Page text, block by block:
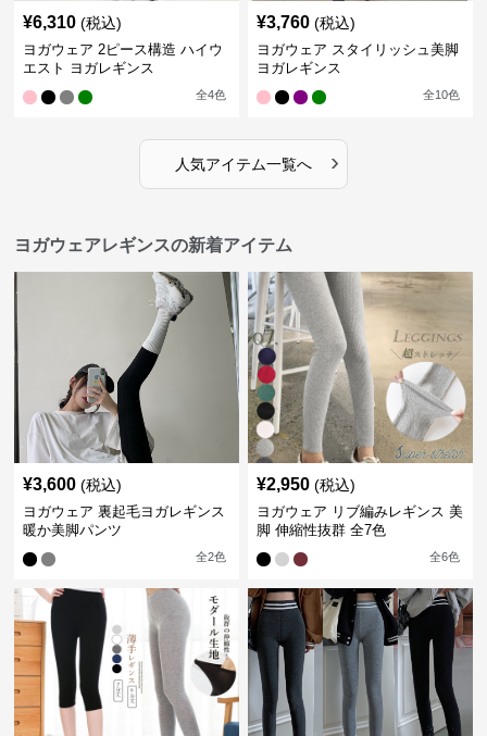
¥6,310 (税込)
ヨガウェア 2ピース構造 ハイウ
エスト ヨガレギンス
全4色
¥3,760 (税込)
ヨガウェア スタイリッシュ美脚
ヨガレギンス
全10色
人気アイテム一覧へ ›
ヨガウェアレギンスの新着アイテム
¥3,600 (税込)
ヨガウェア 裏起毛ヨガレギンス
暖か美脚パンツ
全2色
¥2,950 (税込)
ヨガウェア リブ編みレギンス 美
脚 伸縮性抜群 全7色
全6色